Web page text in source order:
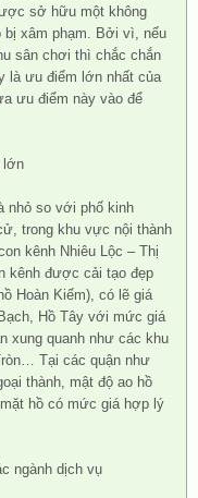
sở hữu một không
bị xâm phạm. Bởi vì, nếu
sân chơi thì chắc chắn
là ưu điểm lớn nhất của
ưu điểm này vào để
lớn
nhỏ so với phố kinh
trong khu vực nội thành
kênh Nhiêu Lộc – Thị
kênh được cải tạo đẹp
Hoàn Kiếm), có lẽ giá
Hồ Tây với mức giá
xung quanh như các khu
Tại các quận như
thành, mật độ ao hồ
hồ có mức giá hợp lý
ngành dịch vụ